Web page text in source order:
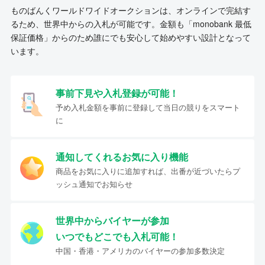
ものばんくワールドワイドオークションは、オンラインで完結す
るため、世界中からの入札が可能です。金額も「monobank 最低
保証価格」からのため誰にでも安心して始めやすい設計となって
います。
事前下見や入札登録が可能！
予め入札金額を事前に登録して当日の競りをスマート
に
通知してくれるお気に入り機能
商品をお気に入りに追加すれば、出番が近づいたらプ
ッシュ通知でお知らせ
世界中からバイヤーが参加
いつでもどこでも入札可能！
中国・香港・アメリカのバイヤーの参加多数決定